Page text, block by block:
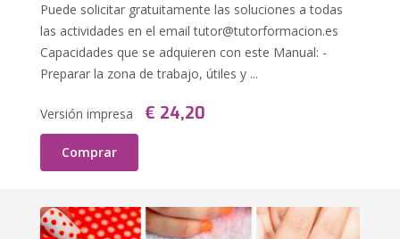
Puede solicitar gratuitamente las soluciones a todas
las actividades en el emailtutor@tutorformacion.es
Capacidades que se adquieren con este Manual: -
Preparar la zona de trabajo, útiles y ...
Versión impresa € 24,20
Comprar